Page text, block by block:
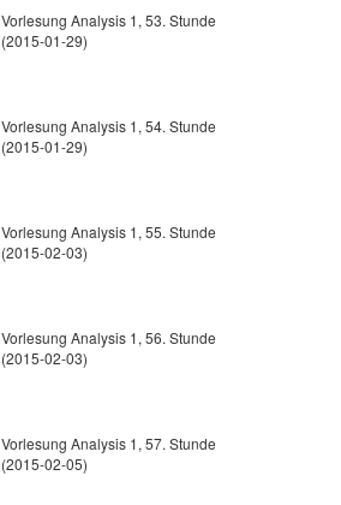
Vorlesung Analysis 1, 53. Stunde
(2015-01-29)
Vorlesung Analysis 1, 54. Stunde
(2015-01-29)
Vorlesung Analysis 1, 55. Stunde
(2015-02-03)
Vorlesung Analysis 1, 56. Stunde
(2015-02-03)
Vorlesung Analysis 1, 57. Stunde
(2015-02-05)